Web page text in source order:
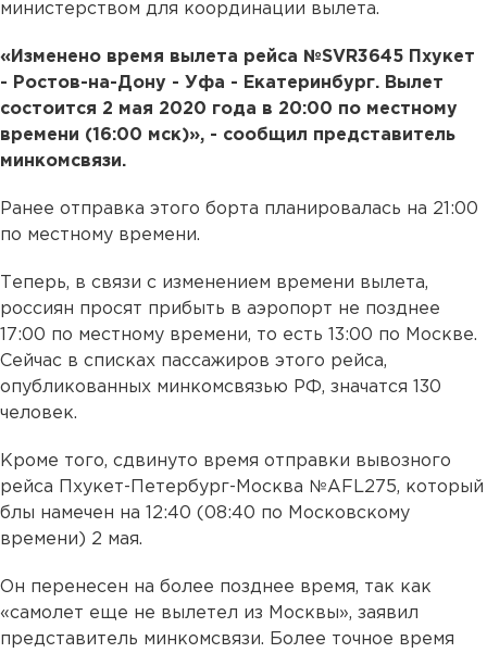
министерством для координации вылета.
«Изменено время вылета рейса №SVR3645 Пхукет
- Ростов-на-Дону - Уфа - Екатеринбург. Вылет
состоится 2 мая 2020 года в 20:00 по местному
времени (16:00 мск)», - сообщил представитель
минкомсвязи.
Ранее отправка этого борта планировалась на 21:00
по местному времени.
Теперь, в связи с изменением времени вылета,
россиян просят прибыть в аэропорт не позднее
17:00 по местному времени, то есть 13:00 по Москве.
Сейчас в списках пассажиров этого рейса,
опубликованных минкомсвязью РФ, значатся 130
человек.
Кроме того, сдвинуто время отправки вывозного
рейса Пхукет-Петербург-Москва №AFL275, который
блы намечен на 12:40 (08:40 по Московскому
времени) 2 мая.
Он перенесен на более позднее время, так как
«самолет еще не вылетел из Москвы», заявил
представитель минкомсвязи. Более точное время